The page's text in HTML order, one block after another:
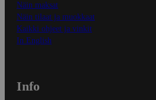
Näin maksat
Näin tilaat ja muokkaat
Kaikki ohjeet ja vinkit
In English
Info